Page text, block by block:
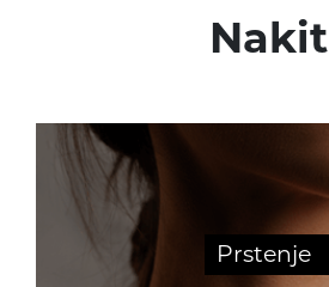
Nakit
Prstenje